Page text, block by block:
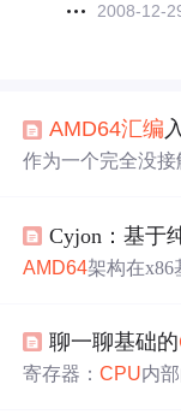
2008-12-
AMD64汇编
作为一个完全没接
程和心得，希望
用本地工具链，
心服务器配置，特
新手。特别方便，
编写和运行代码
Cyjon：基于
AMD64架构在x86
新增R8–R15共8
段机制被大幅简化
聊一聊基础的
寄存器：CPU内